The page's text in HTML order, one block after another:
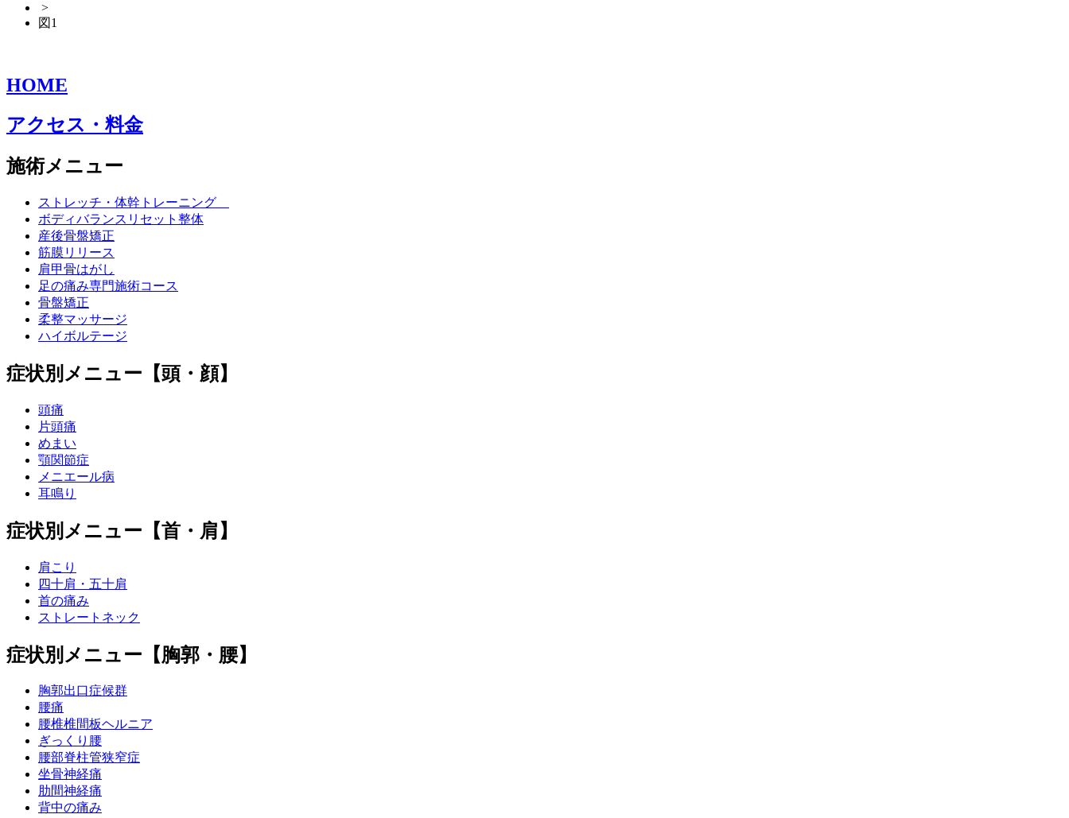
>
図1
HOME
アクセス・料金
施術メニュー
ストレッチ・体幹トレーニング
ボディバランスリセット整体
産後骨盤矯正
筋膜リリース
肩甲骨はがし
足の痛み専門施術コース
骨盤矯正
柔整マッサージ
ハイボルテージ
症状別メニュー【頭・顔】
頭痛
片頭痛
めまい
顎関節症
メニエール病
耳鳴り
症状別メニュー【首・肩】
肩こり
四十肩・五十肩
首の痛み
ストレートネック
症状別メニュー【胸郭・腰】
胸郭出口症候群
腰痛
腰椎椎間板ヘルニア
ぎっくり腰
腰部脊柱管狭窄症
坐骨神経痛
肋間神経痛
背中の痛み